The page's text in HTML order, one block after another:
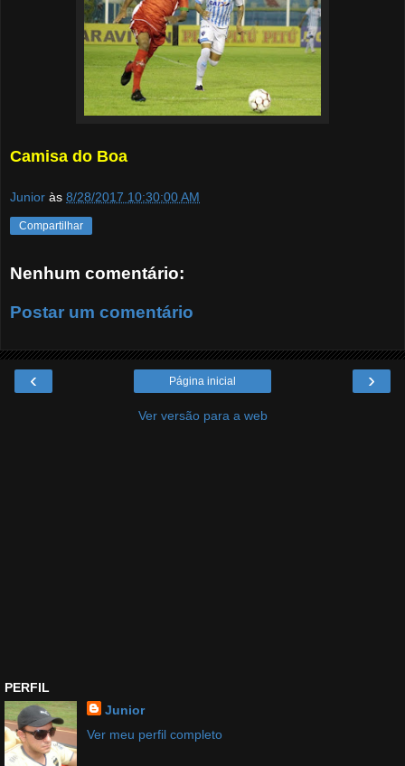
Camisa do Boa
Junior às 8/28/2017 10:30:00 AM
Compartilhar
Nenhum comentário:
Postar um comentário
‹ ›
Página inicial
Ver versão para a web
PERFIL
Junior
Ver meu perfil completo